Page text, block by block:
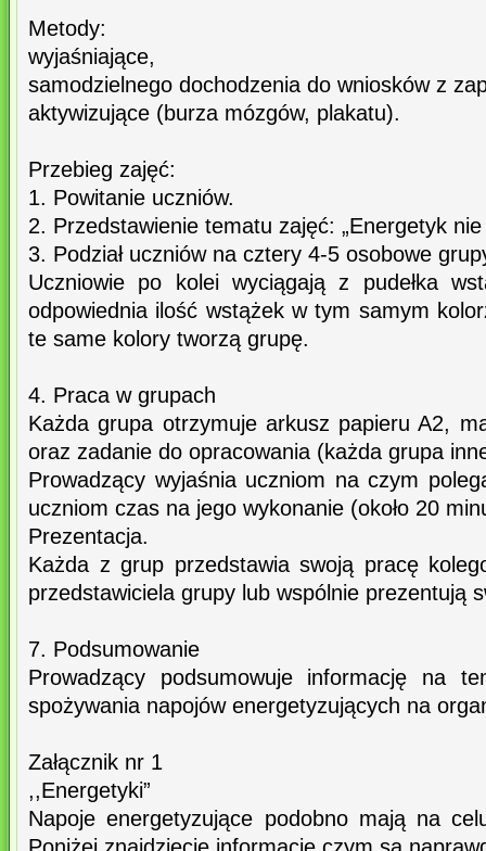
Metody:
wyjaśniające,
samodzielnego dochodzenia do wniosków z
aktywizujące (burza mózgów, plakatu).
Przebieg zajęć:
1. Powitanie uczniów.
2. Przedstawienie tematu zajęć: „Energetyk nie
3. Podział uczniów na cztery 4-5 osobowe
Uczniowie po kolei wyciągają z pudełka
odpowiednia ilość wstążek w tym samym
te same kolory tworzą grupę.
4. Praca w grupach
Każda grupa otrzymuje arkusz papieru A2,
oraz zadanie do opracowania (każda grupa
Prowadzący wyjaśnia uczniom na czym
uczniom czas na jego wykonanie (około 20
Prezentacja.
Każda z grup przedstawia swoją pracę
przedstawiciela grupy lub wspólnie prezentują
7. Podsumowanie
Prowadzący podsumowuje informację na
spożywania napojów energetyzujących na
Załącznik nr 1
,,Energetyki”
Napoje energetyzujące podobno mają na